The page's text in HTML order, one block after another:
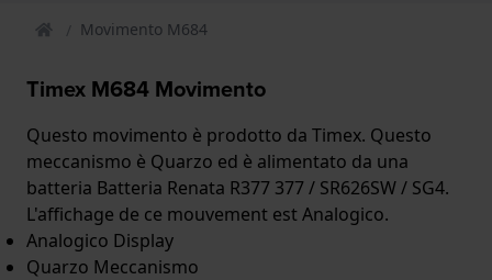
Movimento M684
Timex M684 Movimento
Questo movimento è prodotto da Timex. Questo
meccanismo è Quarzo ed è alimentato da una
batteria Batteria Renata R377 377 / SR626SW / SG4.
L'affichage de ce mouvement est Analogico.
Analogico Display
Quarzo Meccanismo